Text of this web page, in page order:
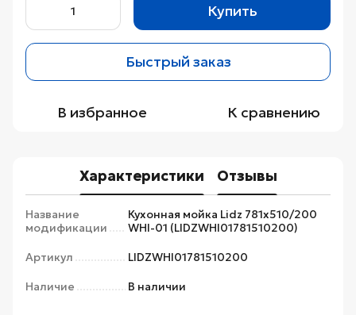
Купить
Быстрый заказ
В избранное К сравнению
Характеристики Отзывы
Название
модификации
Кухонная мойка Lidz 781x510/200
WHI-01 (LIDZWHI01781510200)
Артикул LIDZWHI01781510200
Наличие В наличии